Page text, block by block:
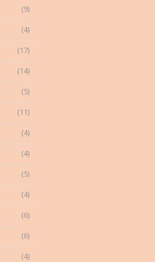
(9)
(4)
(17)
(14)
(5)
(11)
(4)
(4)
(5)
(4)
(6)
(6)
(4)